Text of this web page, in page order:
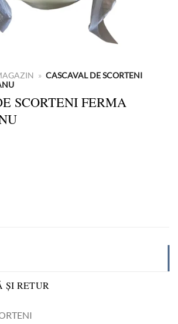
» CASCAVAL DE SCORTENI
SCORTENI FERMA
ȘI RETUR